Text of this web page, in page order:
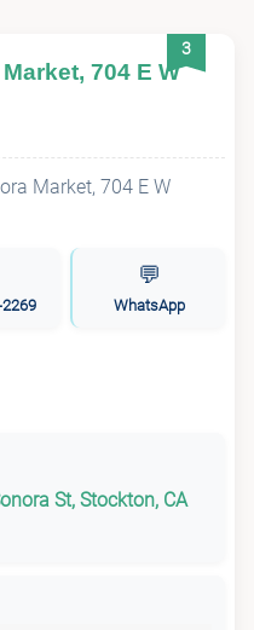
3
704 E W
💬
WhatsApp
St, Stockton, CA